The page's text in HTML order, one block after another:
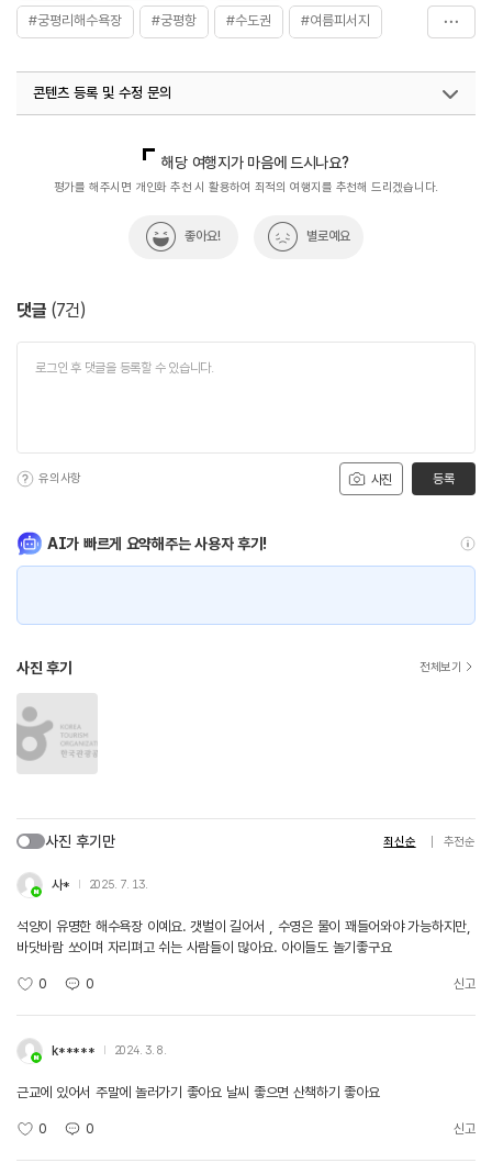
#궁평리해수욕장 #궁평항 #수도권 #여름피서지
#자연좋은곳 #자연풍경
콘텐츠 등록 및 수정 문의
해당 여행지가 마음에 드시나요?
평가를 해주시면 개인화 추천 시 활용하여 최적의 여행지를 추천해 드리겠습니다.
좋아요! 별로예요
댓글 (7건)
사진
유의사항 등록
AI가 빠르게 요약해주는 사용자 후기!
사진 후기 전체보기
사진 후기만 최신순 추천순
사* 2025. 7. 13.
석양이 유명한 해수욕장 이예요. 갯벌이 길어서 , 수영은 물이 꽤들어와야 가능하지만,
바닷바람 쏘이며 자리펴고 쉬는 사람들이 많아요. 아이들도 놀기좋구요
0 0 신고
k***** 2024. 3. 8.
근교에 있어서 주말에 놀러가기 좋아요 날씨 좋으면 산책하기 좋아요
0 0 신고